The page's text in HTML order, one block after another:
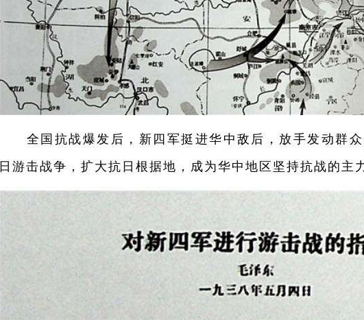
全国抗战爆发后，新四军挺进华中敌后，放手发动群众
日游击战争，扩大抗日根据地，成为华中地区坚持抗战的主